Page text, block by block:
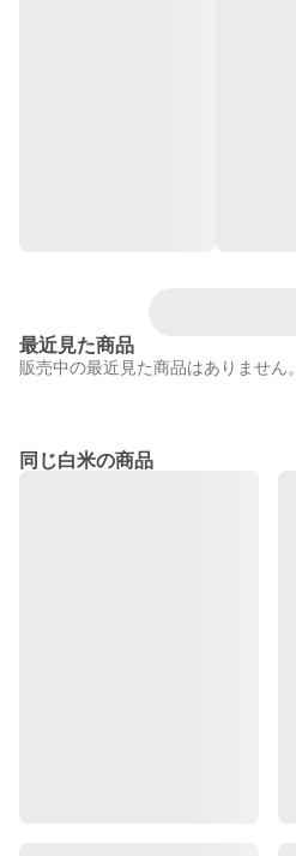
最近見た商品
販売中の最近見た商品はありません。
同じ白米の商品